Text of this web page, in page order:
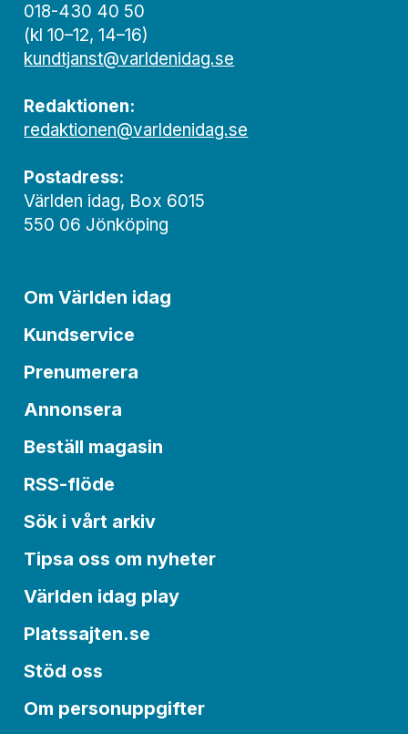
018-430 40 50
(kl 10–12, 14–16)
kundtjanst@varldenidag.se
Redaktionen:
redaktionen@varldenidag.se
Postadress:
Världen idag, Box 6015
550 06 Jönköping
Om Världen idag
Kundservice
Prenumerera
Annonsera
Beställ magasin
RSS-flöde
Sök i vårt arkiv
Tipsa oss om nyheter
Världen idag play
Platssajten.se
Stöd oss
Om personuppgifter